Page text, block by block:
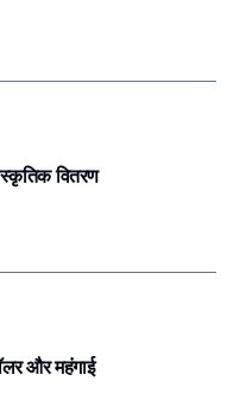
वितरण
और महंगाई